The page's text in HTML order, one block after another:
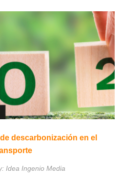
descarbonización en el
Idea Ingenio Media